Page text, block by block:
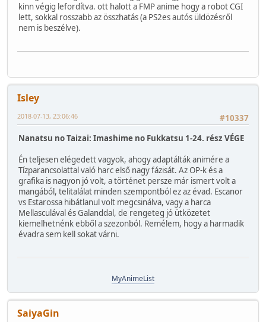
kinn végig lefordítva. ott halott a FMP anime hogy a robot CGI
lett, sokkal rosszabb az összhatás (a PS2es autós üldözésről
nem is beszélve).
Isley
#10337
2018-07-13, 23:06:46
Nanatsu no Taizai: Imashime no Fukkatsu 1-24. rész VÉGE
Én teljesen elégedett vagyok, ahogy adaptálták animére a
Tízparancsolattal való harc első nagy fázisát. Az OP-k és a
grafika is nagyon jó volt, a történet persze már ismert volt a
mangából, telitalálat minden szempontból ez az évad. Escanor
vs Estarossa hibátlanul volt megcsinálva, vagy a harca
Mellasculával és Galanddal, de rengeteg jó ütközetet
kiemelhetnénk ebből a szezonból. Remélem, hogy a harmadik
évadra sem kell sokat várni.
MyAnimeList
SaiyaGin